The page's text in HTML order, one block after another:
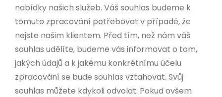
nabídky našich služeb. Váš souhlas budeme k
tomuto zpracování potřebovat v případě, že
nejste našim klientem. Před tím, než nám váš
souhlas udělíte, budeme vás informovat o tom,
jakých údajů a k jakému konkrétnímu účelu
zpracování se bude souhlas vztahovat. Svůj
souhlas můžete kdykoli odvolat. Pokud ovšem